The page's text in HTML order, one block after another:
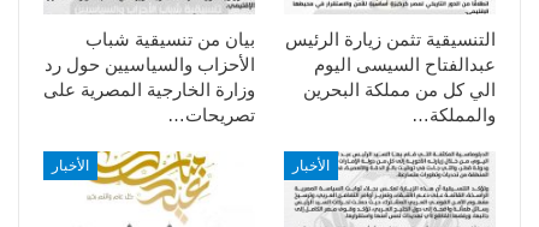
بيان من تنسيقية شباب
الأحزاب والسياسيين حول رد
وزارة الخارجية المصرية على
تصريحات…
التنسيقية تثمن زيارة الرئيس
عبدالفتاح السيسى اليوم
الي كل من مملكة البحرين
والمملكة…
الأخبار الأخبار